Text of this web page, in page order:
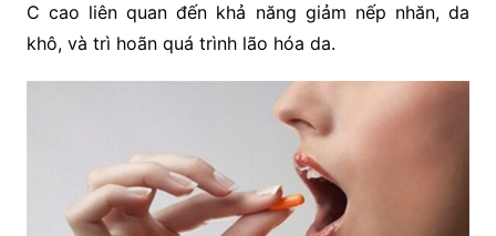
C cao liên quan đến khả năng giảm nếp nhăn, da
khô, và trì hoãn quá trình lão hóa da.